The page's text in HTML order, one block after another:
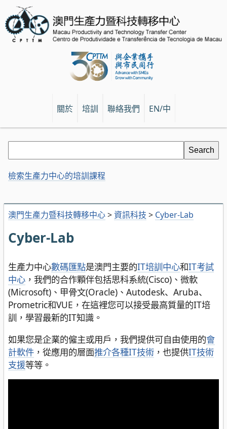
關於 培訓 聯絡我們 EN/中
澳門生產力暨科技轉移中心> 資訊科技 > Cyber-Lab
Cyber-Lab
生產力中心數碼匯點是澳門主要的IT培訓中心和IT考試
中心 ，我們的合作顆伴包括思科系統(Cisco)、微軟
(Microsoft)、甲骨文(Oracle)、Autodesk、Aruba、
Prometric和VUE，在這裡您可以接受最高質量的IT培
訓，學習最新的IT知識。
如果您是企業的僱主或用戶，我們提供可自由使用的會
計軟件 ，從應用的層面推介各種IT技術 ，也提供IT技術
支援等等。
檢索生產力中心的培訓課程